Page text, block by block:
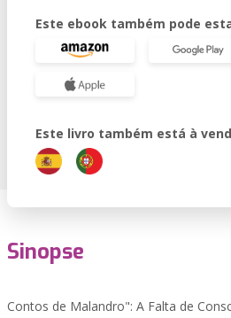
Este ebook também pode
Este livro também está à
Sinopse
Contos de Malandro": A Falta de